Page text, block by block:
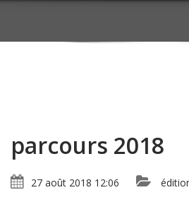
parcours 2018
27 août 2018 12:06